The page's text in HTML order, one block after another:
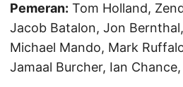
Pemeran: Tom Holland,
Jacob Batalon, Jon
Michael Mando, Mark
Jamaal Burcher, Ian